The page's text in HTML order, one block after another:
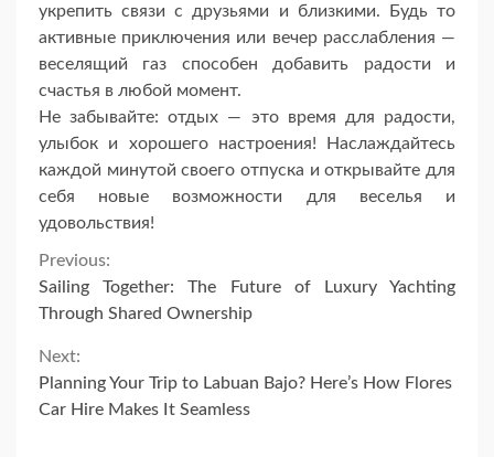
укрепить связи с друзьями и близкими. Будь то
активные приключения или вечер расслабления —
веселящий газ способен добавить радости и
счастья в любой момент.
Не забывайте: отдых — это время для радости,
улыбок и хорошего настроения! Наслаждайтесь
каждой минутой своего отпуска и открывайте для
себя новые возможности для веселья и
удовольствия!
Continue
Reading
Previous:
Sailing Together: The Future of Luxury Yachting
Through Shared Ownership
Next:
Planning Your Trip to Labuan Bajo? Here’s How Flores
Car Hire Makes It Seamless